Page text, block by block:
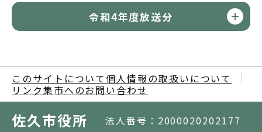
令和4年度放送分
このサイトについて 個人情報の取扱いについて
リンク集市へのお問い合わせ
佐久市役所 法人番号：2000020202177